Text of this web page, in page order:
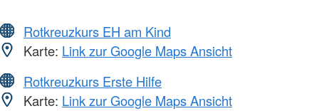
Rotkreuzkurs EH am Kind
Karte: Link zur Google Maps Ansicht
Rotkreuzkurs Erste Hilfe
Karte: Link zur Google Maps Ansicht